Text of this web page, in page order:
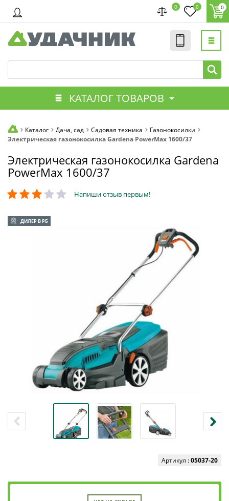
0 0 0
КАТАЛОГ ТОВАРОВ
Каталог Дача, сад Садовая техника
Газонокосилки
Электрическая газонокосилка Gardena PowerMax 1600/37
Электрическая газонокосилка Gardena
PowerMax 1600/37
Напиши отзыв первым!
ДИЛЕР В РБ
Артикул :05037-20